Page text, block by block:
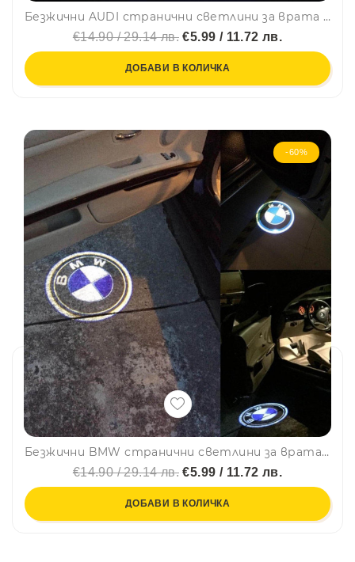
Безжични AUDI странични светлини за врата на кола JQ-666, 2 броя, LED лого, BFO3
€14.90 / 29.14 лв. €5.99 / 11.72 лв.
ДОБАВИ В КОЛИЧКА
-60%
Безжични BMW странични светлини за врата на кола JQ-666, 2 броя, LED лого, BFO3
€14.90 / 29.14 лв. €5.99 / 11.72 лв.
ДОБАВИ В КОЛИЧКА